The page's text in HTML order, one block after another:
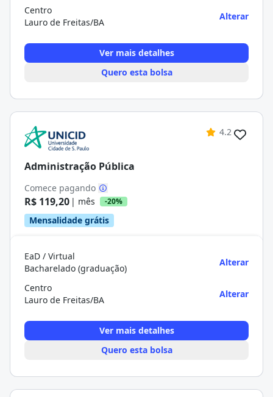
Centro
Lauro de Freitas/BA
Alterar
Ver mais detalhes
Quero esta bolsa
4.2
Administração Pública
Comece pagando
R$ 119,20 | mês -20%
Mensalidade grátis
EaD / Virtual
Bacharelado (graduação)
Alterar
Centro
Lauro de Freitas/BA
Alterar
Ver mais detalhes
Quero esta bolsa